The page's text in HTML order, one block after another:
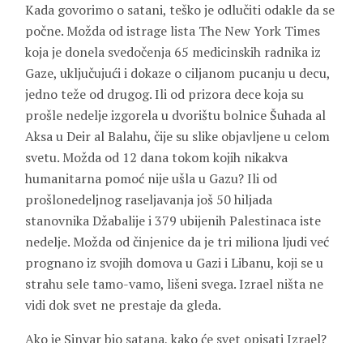
Kada govorimo o satani, teško je odlučiti odakle da se
počne. Možda od istrage lista The New York Times
koja je donela svedočenja 65 medicinskih radnika iz
Gaze, uključujući i dokaze o ciljanom pucanju u decu,
jedno teže od drugog. Ili od prizora dece koja su
prošle nedelje izgorela u dvorištu bolnice Šuhada al
Aksa u Deir al Balahu, čije su slike objavljene u celom
svetu. Možda od 12 dana tokom kojih nikakva
humanitarna pomoć nije ušla u Gazu? Ili od
prošlonedeljnog raseljavanja još 50 hiljada
stanovnika Džabalije i 379 ubijenih Palestinaca iste
nedelje. Možda od činjenice da je tri miliona ljudi već
prognano iz svojih domova u Gazi i Libanu, koji se u
strahu sele tamo-vamo, lišeni svega. Izrael ništa ne
vidi dok svet ne prestaje da gleda.
Ako je Sinvar bio satana, kako će svet opisati Izrael?